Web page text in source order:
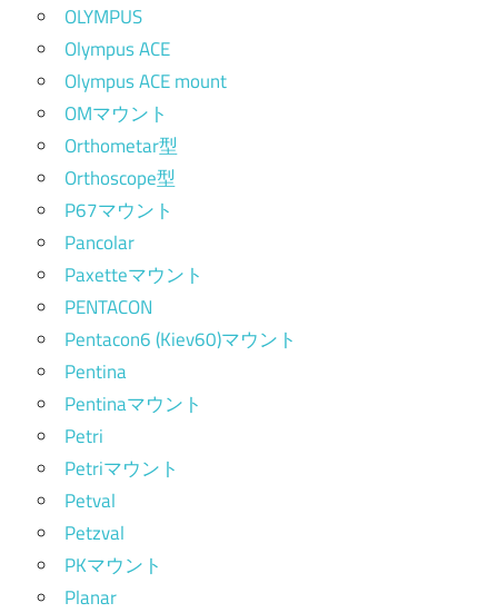
OLYMPUS
Olympus ACE
Olympus ACE mount
OMマウント
Orthometar型
Orthoscope型
P67マウント
Pancolar
Paxetteマウント
PENTACON
Pentacon6 (Kiev60)マウント
Pentina
Pentinaマウント
Petri
Petriマウント
Petval
Petzval
PKマウント
Planar